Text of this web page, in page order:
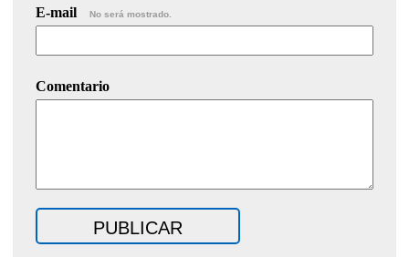
E-mail No será mostrado.
Comentario